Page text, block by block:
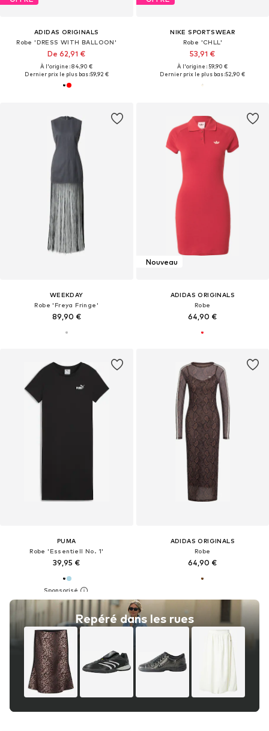
ADIDAS ORIGINALS
Robe 'DRESS WITH BALLOON'
De 62,91 €
À l'origine : 84,90 €
Dernier prix le plus bas :59,92 €
NIKE SPORTSWEAR
Robe 'CHLL'
53,91 €
À l'origine : 59,90 €
Dernier prix le plus bas :52,90 €
WEEKDAY
Robe 'Freya Fringe'
89,90 €
Nouveau
ADIDAS ORIGINALS
Robe
64,90 €
PUMA
Robe 'Essentiell No. 1'
39,95 €
Repéré dans les rues
ADIDAS ORIGINALS
Robe
64,90 €